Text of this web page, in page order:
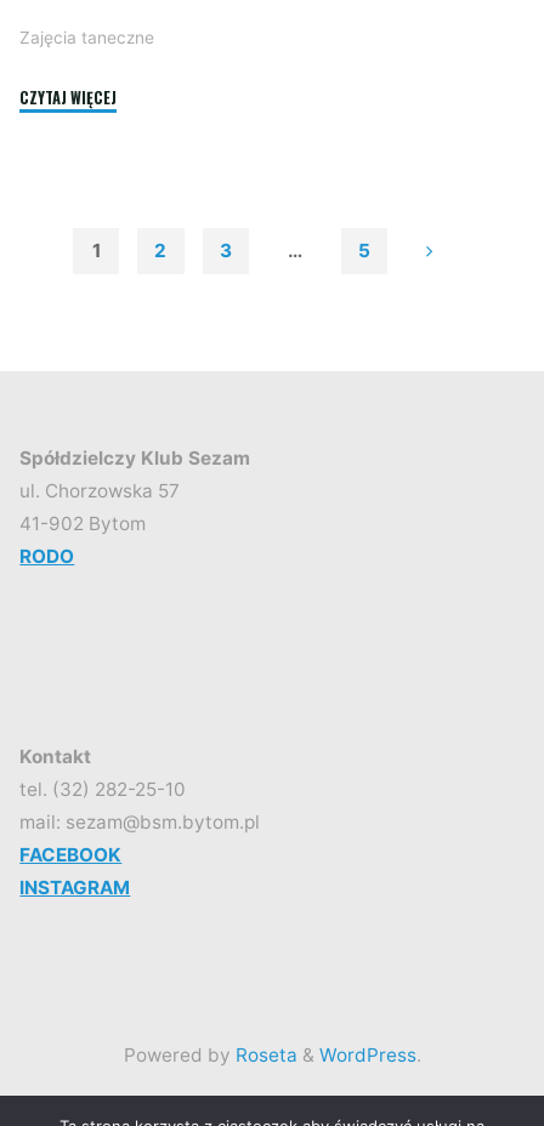
Zajęcia taneczne
CZYTAJ WIĘCEJ
1 2 3 … 5
Spółdzielczy Klub Sezam
ul. Chorzowska 57
41-902 Bytom
RODO
Kontakt
tel. (32) 282-25-10
mail: sezam@bsm.bytom.pl
FACEBOOK
INSTAGRAM
Powered by Roseta & WordPress.